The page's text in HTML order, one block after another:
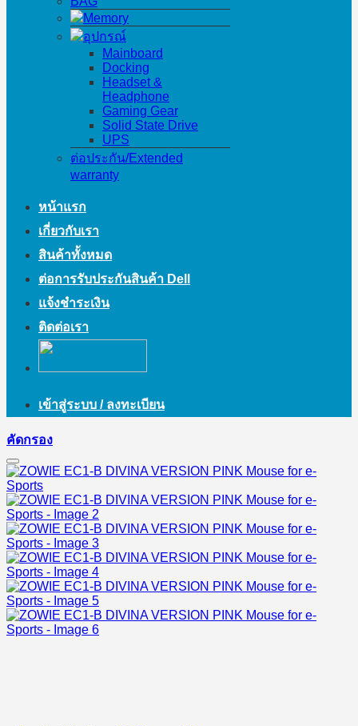
Memory
อุปกรณ์
Mainboard
Docking
Headset &
Headphone
Gaming Gear
Solid State Drive
UPS
ต่อประกัน/Extended
warranty
หน้าแรก
เกี่ยวกับเรา
สินค้าทั้งหมด
ต่อการรับประกันสินค้า Dell
แจ้งชำระเงิน
ติดต่อเรา
เข้าสู่ระบบ / ลงทะเบียน
คัดกรอง